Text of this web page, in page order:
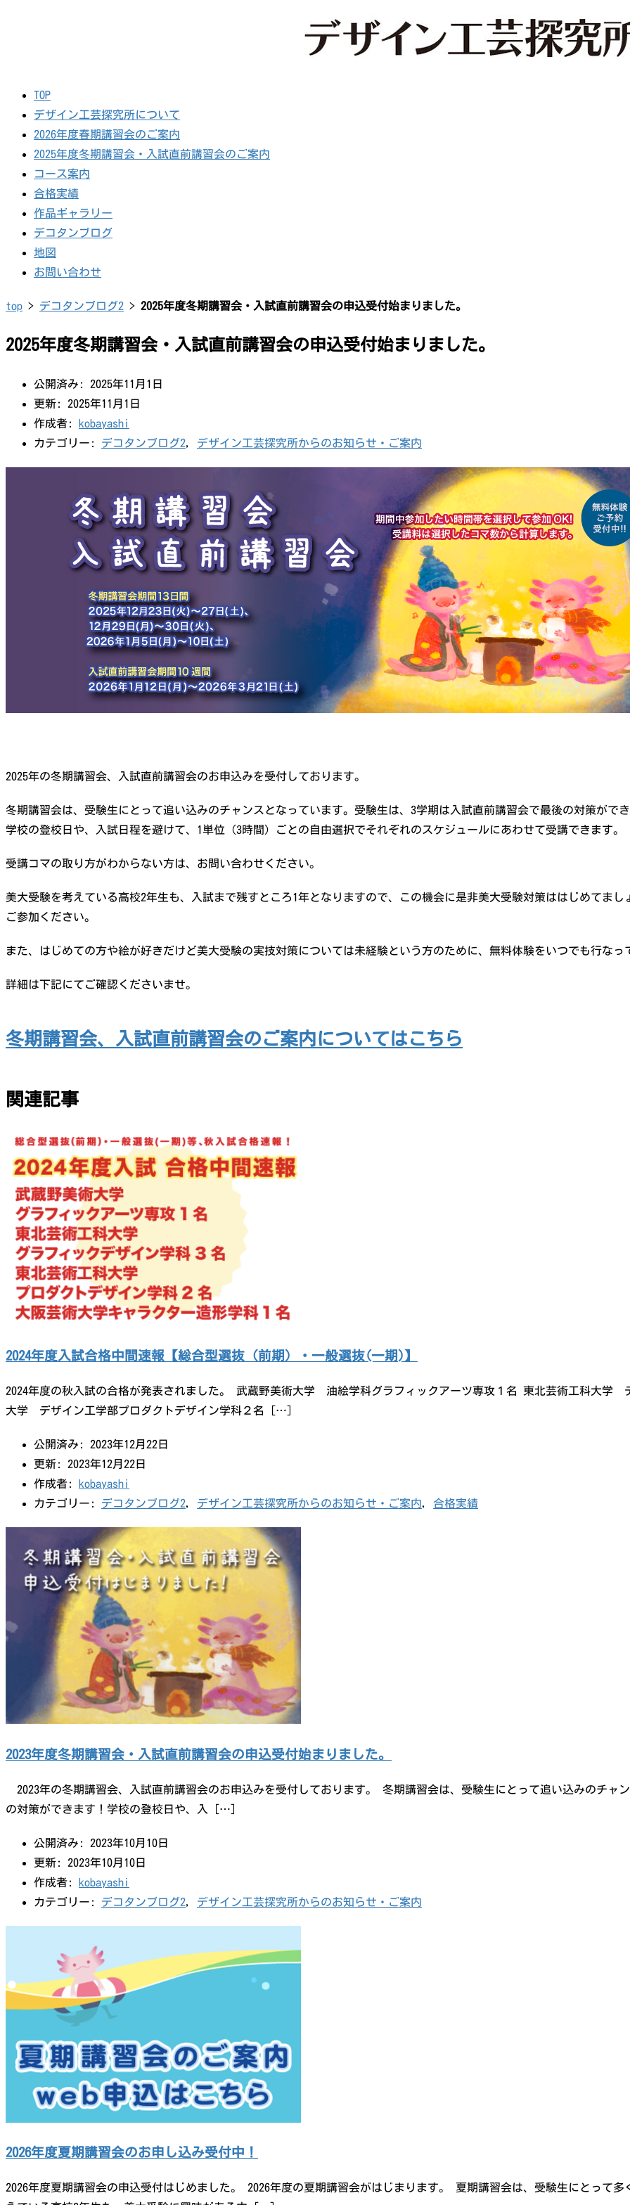
TOP
デザイン工芸探究所について
2026年度春期講習会のご案内
2025年度冬期講習会・入試直前講習会のご案内
コース案内
合格実績
作品ギャラリー
デコタンブログ
地図
お問い合わせ
top > デコタンブログ2 > 2025年度冬期講習会・入試直前講習会の申込受付始まりました。
2025年度冬期講習会・入試直前講習会の申込受付始まりました。
公開済み: 2025年11月1日
更新: 2025年11月1日
作成者:
kobayashi
カテゴリー: デコタンブログ2, デザイン工芸探究所からのお知らせ・ご案内
2025年の冬期講習会、入試直前講習会のお申込みを受付しております。
冬期講習会は、受験生にとって追い込みのチャンスとなっています。受験生は、3学期は入試直前講習会で最後の対策ができ
学校の登校日や、入試日程を避けて、1単位（3時間）ごとの自由選択でそれぞれのスケジュールにあわせて受講できます。
受講コマの取り方がわからない方は、お問い合わせください。
美大受験を考えている高校2年生も、入試まで残すところ1年となりますので、この機会に是非美大受験対策ははじめてま
ご参加ください。
また、はじめての方や絵が好きだけど美大受験の実技対策については未経験という方のために、無料体験をいつでも行なっ
詳細は下記にてご確認くださいませ。
冬期講習会、入試直前講習会のご案内についてはこちら
関連記事
2024年度入試合格中間速報【総合型選抜（前期）・一般選抜(一期)】
2024年度の秋入試の合格が発表されました。 武蔵野美術大学 油絵学科グラフィックアーツ専攻１名 東北芸術工科大学
大学 デザイン工学部プロダクトデザイン学科２名 […]
公開済み: 2023年12月22日
更新: 2023年12月22日
作成者:
kobayashi
カテゴリー: デコタンブログ2, デザイン工芸探究所からのお知らせ・ご案内, 合格実績
2023年度冬期講習会・入試直前講習会の申込受付始まりました。
2023年の冬期講習会、入試直前講習会のお申込みを受付しております。 冬期講習会は、受験生にとって追い込みのチャ
の対策ができます！学校の登校日や、入 […]
公開済み: 2023年10月10日
更新: 2023年10月10日
作成者: kobayashi
カテゴリー: デコタンブログ2, デザイン工芸探究所からのお知らせ・ご案内
2026年度夏期講習会のお申し込み受付中！
2026年度夏期講習会の申込受付はじめました。 2026年度の夏期講習会がはじまります。 夏期講習会は、受験生にとって